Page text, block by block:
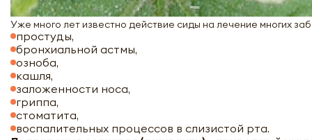
Уже много лет известно действие сиды на лечение многих
простуды,
бронхиальной астмы,
озноба,
кашля,
заложенности носа,
гриппа,
стоматита,
воспалительных процессов в слизистой рта.